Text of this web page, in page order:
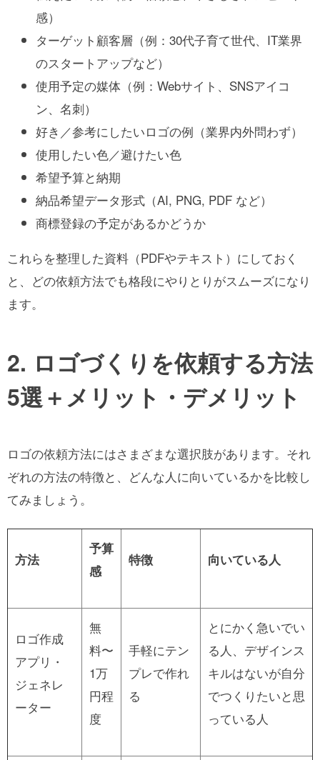
感）
ターゲット顧客層（例：30代子育て世代、IT業界
のスタートアップなど）
使用予定の媒体（例：Webサイト、SNSアイコ
ン、名刺）
好き／参考にしたいロゴの例（業界内外問わず）
使用したい色／避けたい色
希望予算と納期
納品希望データ形式（AI, PNG, PDF など）
商標登録の予定があるかどうか
これらを整理した資料（PDFやテキスト）にしておく
と、どの依頼方法でも格段にやりとりがスムーズになり
ます。
2. ロゴづくりを依頼する方法
5選＋メリット・デメリット
ロゴの依頼方法にはさまざまな選択肢があります。それ
ぞれの方法の特徴と、どんな人に向いているかを比較し
てみましょう。
方法
予算
感
特徴 向いている人
ロゴ作成
アプリ・
ジェネレ
ーター
無
料〜
1万
円程
度
手軽にテン
プレで作れ
る
とにかく急いでい
る人、デザインス
キルはないが自分
でつくりたいと思
っている人